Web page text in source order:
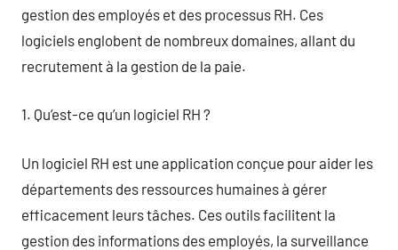
gestion des employés et des processus RH. Ces
logiciels englobent de nombreux domaines, allant du
recrutement à la gestion de la paie.
1. Qu’est-ce qu’un logiciel RH ?
Un logiciel RH est une application conçue pour aider les
départements des ressources humaines à gérer
efficacement leurs tâches. Ces outils facilitent la
gestion des informations des employés, la surveillance